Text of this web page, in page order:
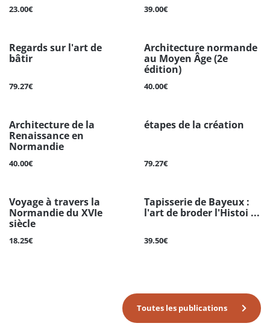
23.00€ 39.00€
Regards sur l'art de
bâtir
79.27€
Architecture normande
au Moyen Âge (2e
édition)
40.00€
Architecture de la
Renaissance en
Normandie
40.00€
étapes de la création
79.27€
Voyage à travers la
Normandie du XVIe
siècle
18.25€
Tapisserie de Bayeux :
l'art de broder l'Histoi ...
39.50€
Toutes les publications